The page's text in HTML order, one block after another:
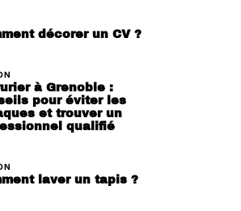
décorer un CV ?
à Grenoble :
pour éviter les
et trouver un
qualifié
laver un tapis ?